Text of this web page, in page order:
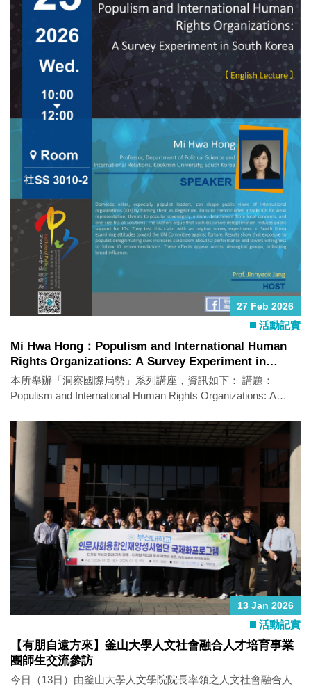
exposure to severe threats—war and interstate rivalry—also
strengthens preferences for male over female leaders. The talk
proposes three mechanisms: greater demand for “masculine”
defense traits, shifts toward conservative ideology, and rising
societal militariz
27 Feb 2026
活動記實
Mi Hwa Hong：Populism and International Human
Rights Organizations: A Survey Experiment in
South Korea
本所舉辦「洞察國際局勢」系列講座，資訊如下： 講題：
Populism and International Human Rights Organizations: A
Hong（Professor, Department of Political Science and
International Relations, Kookmin University, South Korea） 時
間：2026年2月25日（三）10：00-12：00 地點：政治所演講廳
（社SS 3010-2） 語言：英文 活動亮點： Domestic elites,
especially populist leaders, can shape public views of
international organizations (IOs) by framing them as illegitimate.
Populist rhetoric often attacks IOs for weak representation,
threats to popular sovereignty, elitism, detachment from local
concerns, and one-size-fits-all solutions. The authors argue that
such discursive delegitimation reduces public support for IOs.
They test this claim with an original survey experiment in South
Korea examining attitudes toward th
13 Jan 2026
活動記實
【有朋自遠方來】釜山大學人文社會融合人才培育事業
團師生交流參訪
今日（13日）由釜山大學人文學院院長率領之人文社會融合人